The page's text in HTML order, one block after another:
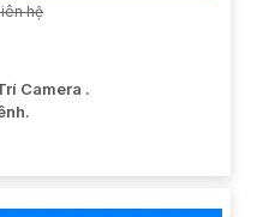
hệ
Camera .